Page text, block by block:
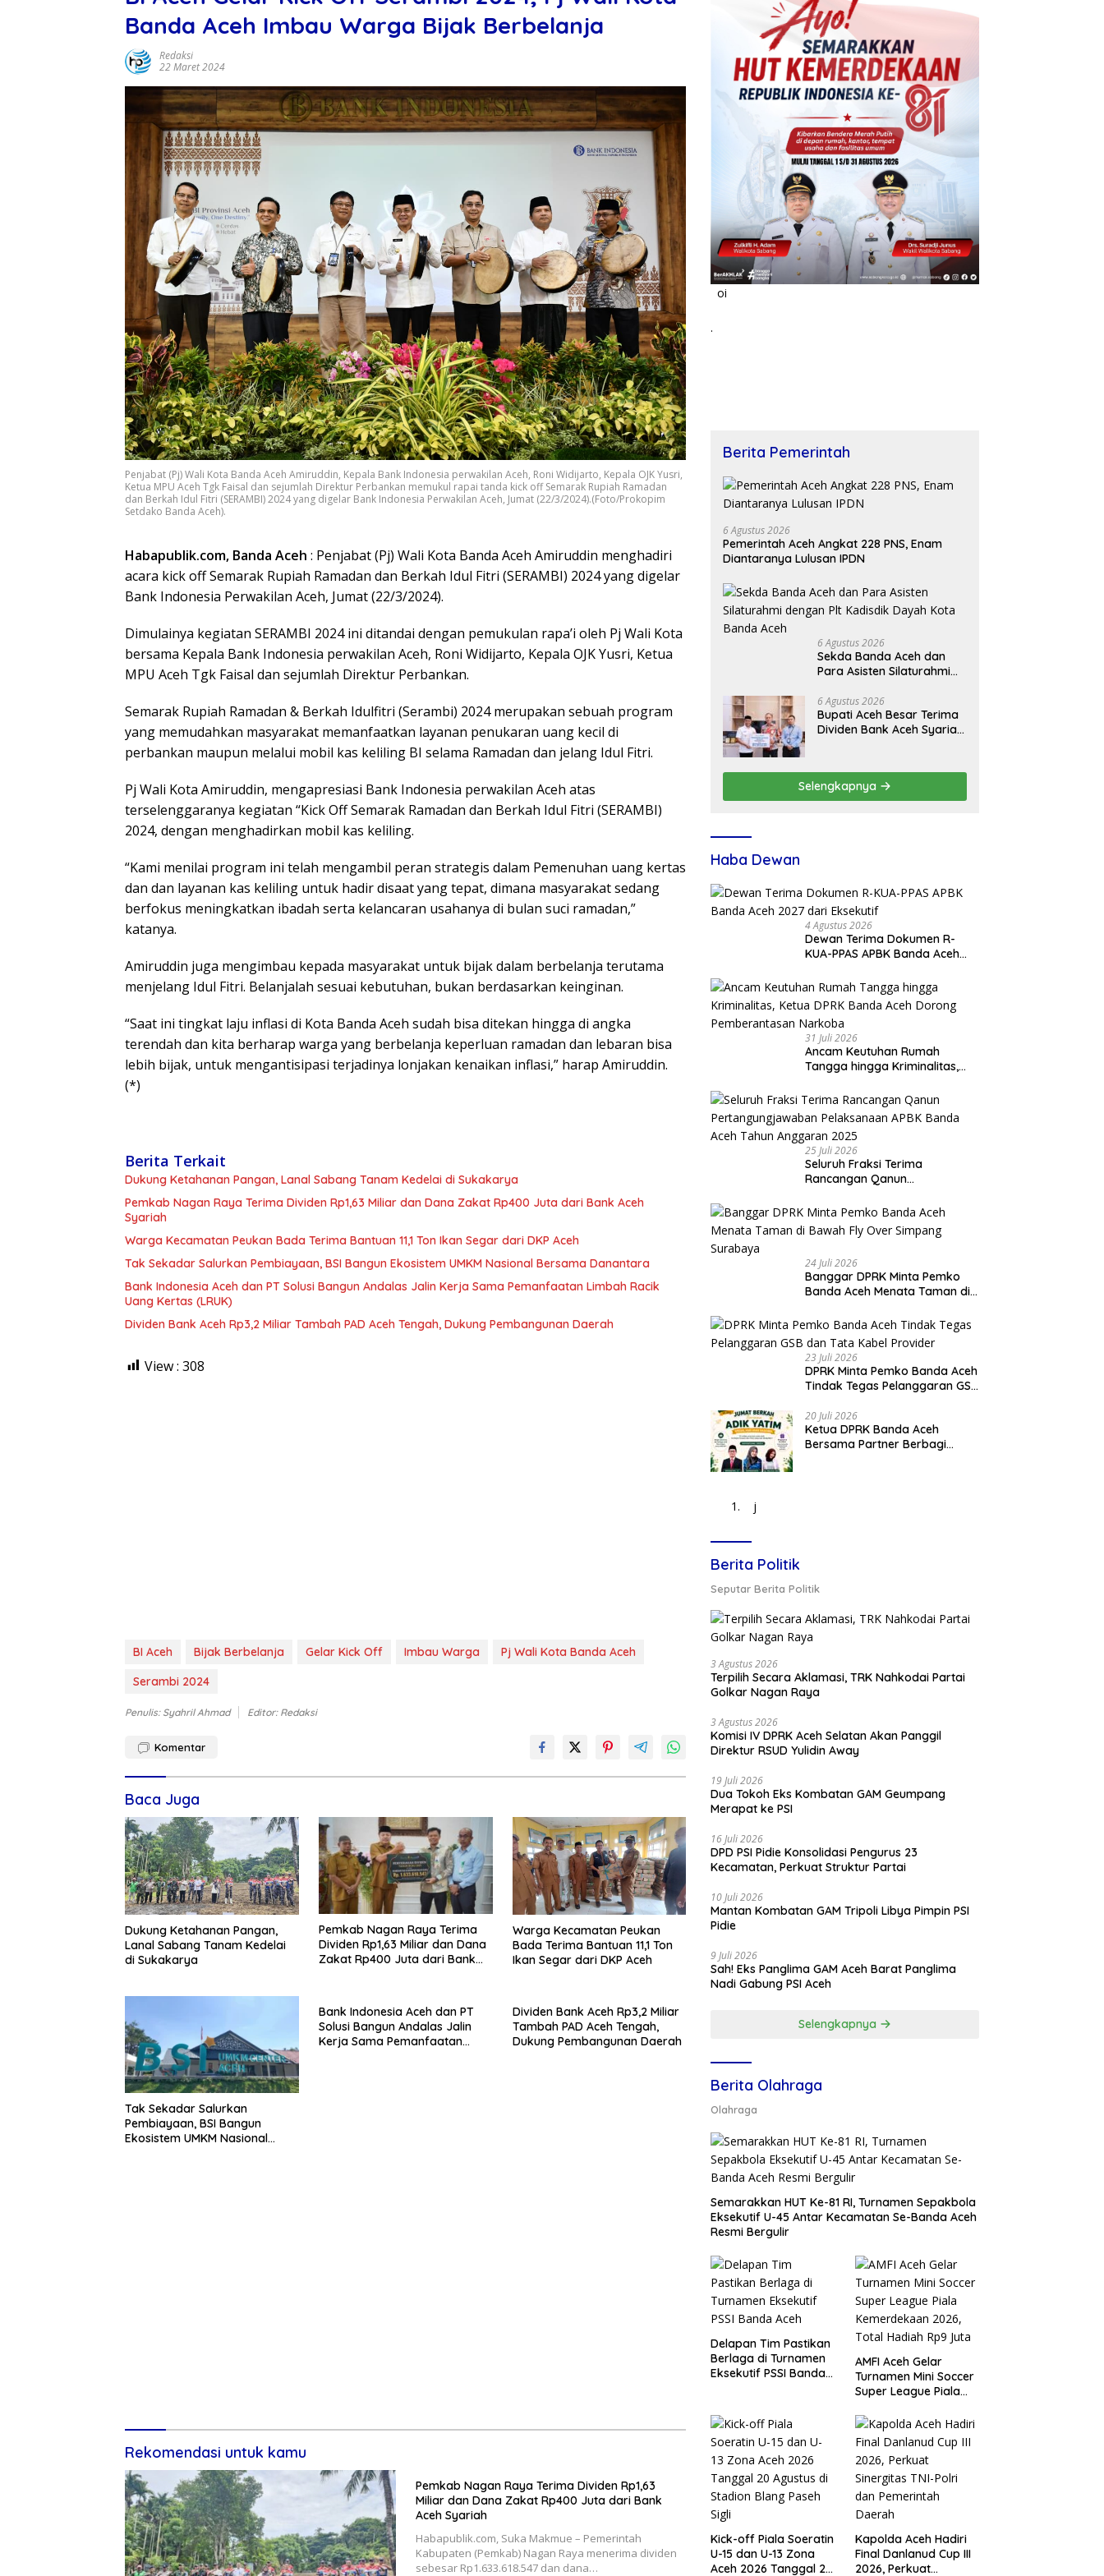
Banda Aceh Imbau Warga Bijak Berbelanja
Redaksi
22 Maret 2024
Penjabat (Pj) Wali Kota Banda Aceh Amiruddin, Kepala Bank Indonesia perwakilan Aceh, Roni Widijarto, Kepala OJK Yusri,
Ketua MPU Aceh Tgk Faisal dan sejumlah Direktur Perbankan memukul rapai tanda kick off Semarak Rupiah Ramadan
dan Berkah Idul Fitri (SERAMBI) 2024 yang digelar Bank Indonesia Perwakilan Aceh, Jumat (22/3/2024).(Foto/Prokopim
Setdako Banda Aceh).
Habapublik.com, Banda Aceh : Penjabat (Pj) Wali Kota Banda Aceh Amiruddin menghadiri
acara kick off Semarak Rupiah Ramadan dan Berkah Idul Fitri (SERAMBI) 2024 yang digelar
Bank Indonesia Perwakilan Aceh, Jumat (22/3/2024).
Dimulainya kegiatan SERAMBI 2024 ini ditandai dengan pemukulan rapa’i oleh Pj Wali Kota
bersama Kepala Bank Indonesia perwakilan Aceh, Roni Widijarto, Kepala OJK Yusri, Ketua
MPU Aceh Tgk Faisal dan sejumlah Direktur Perbankan.
Semarak Rupiah Ramadan & Berkah Idulfitri (Serambi) 2024 merupakan sebuah program
yang memudahkan masyarakat memanfaatkan layanan penukaran uang kecil di
perbankan maupun melalui mobil kas keliling BI selama Ramadan dan jelang Idul Fitri.
Pj Wali Kota Amiruddin, mengapresiasi Bank Indonesia perwakilan Aceh atas
terselenggaranya kegiatan “Kick Off Semarak Ramadan dan Berkah Idul Fitri (SERAMBI)
2024, dengan menghadirkan mobil kas keliling.
“Kami menilai program ini telah mengambil peran strategis dalam Pemenuhan uang kertas
dan dan layanan kas keliling untuk hadir disaat yang tepat, dimana masyarakat sedang
berfokus meningkatkan ibadah serta kelancaran usahanya di bulan suci ramadan,”
katanya.
Amiruddin juga mengimbau kepada masyarakat untuk bijak dalam berbelanja terutama
menjelang Idul Fitri. Belanjalah sesuai kebutuhan, bukan berdasarkan keinginan.
“Saat ini tingkat laju inflasi di Kota Banda Aceh sudah bisa ditekan hingga di angka
terendah dan kita berharap warga yang berbelanja keperluan ramadan dan lebaran bisa
lebih bijak, untuk mengantisipasi terjadinya lonjakan kenaikan inflasi,” harap Amiruddin.
(*)
Berita Terkait
Dukung Ketahanan Pangan, Lanal Sabang Tanam Kedelai di Sukakarya
Pemkab Nagan Raya Terima Dividen Rp1,63 Miliar dan Dana Zakat Rp400 Juta dari Bank Aceh
Syariah
Warga Kecamatan Peukan Bada Terima Bantuan 11,1 Ton Ikan Segar dari DKP Aceh
Tak Sekadar Salurkan Pembiayaan, BSI Bangun Ekosistem UMKM Nasional Bersama Danantara
Bank Indonesia Aceh dan PT Solusi Bangun Andalas Jalin Kerja Sama Pemanfaatan Limbah Racik
Uang Kertas (LRUK)
Dividen Bank Aceh Rp3,2 Miliar Tambah PAD Aceh Tengah, Dukung Pembangunan Daerah
View : 308
BI Aceh Bijak Berbelanja Gelar Kick Off Imbau Warga
Pj Wali Kota Banda Aceh
Serambi 2024
Penulis: Syahril Ahmad Editor: Redaksi
Komentar
Baca Juga
Dukung Ketahanan Pangan,
Lanal Sabang Tanam Kedelai
di Sukakarya
Pemkab Nagan Raya Terima
Dividen Rp1,63 Miliar dan Dana
Zakat Rp400 Juta dari Bank
Warga Kecamatan Peukan
Bada Terima Bantuan 11,1 Ton
Ikan Segar dari DKP Aceh
Tak Sekadar Salurkan
Pembiayaan, BSI Bangun
Ekosistem UMKM Nasional
Bank Indonesia Aceh dan PT
Solusi Bangun Andalas Jalin
Kerja Sama Pemanfaatan
Dividen Bank Aceh Rp3,2 Miliar
Tambah PAD Aceh Tengah,
Dukung Pembangunan Daerah
Rekomendasi untuk kamu
Pemkab Nagan Raya Terima Dividen Rp1,63
Miliar dan Dana Zakat Rp400 Juta dari Bank
Aceh Syariah
Habapublik.com, Suka Makmue – Pemerintah
Kabupaten (Pemkab) Nagan Raya menerima dividen
sebesar Rp1.633.618.547 dan dana…
oi
.
Berita Pemerintah
6 Agustus 2026
Pemerintah Aceh Angkat 228 PNS, Enam
Diantaranya Lulusan IPDN
6 Agustus 2026
Sekda Banda Aceh dan
Para Asisten Silaturahmi
Kota Banda Aceh
6 Agustus 2026
Bupati Aceh Besar Terima
Dividen Bank Aceh Syariah
Selengkapnya
Haba Dewan
4 Agustus 2026
Dewan Terima Dokumen R-
KUA-PPAS APBK Banda Aceh
31 Juli 2026
Ancam Keutuhan Rumah
Tangga hingga Kriminalitas,
Dorong Pemberantasan
Narkoba
25 Juli 2026
Seluruh Fraksi Terima
Rancangan Qanun
Pelaksanaan APBK Banda Aceh
Tahun Anggaran 2025
24 Juli 2026
Banggar DPRK Minta Pemko
Banda Aceh Menata Taman di
Surabaya
23 Juli 2026
DPRK Minta Pemko Banda Aceh
Tindak Tegas Pelanggaran GSB
20 Juli 2026
Ketua DPRK Banda Aceh
Bersama Partner Berbagi
j
Berita Politik
Seputar Berita Politik
3 Agustus 2026
Terpilih Secara Aklamasi, TRK Nahkodai Partai
Golkar Nagan Raya
3 Agustus 2026
Komisi IV DPRK Aceh Selatan Akan Panggil
Direktur RSUD Yulidin Away
19 Juli 2026
Dua Tokoh Eks Kombatan GAM Geumpang
Merapat ke PSI
16 Juli 2026
DPD PSI Pidie Konsolidasi Pengurus 23
Kecamatan, Perkuat Struktur Partai
10 Juli 2026
Mantan Kombatan GAM Tripoli Libya Pimpin PSI
Pidie
9 Juli 2026
Sah! Eks Panglima GAM Aceh Barat Panglima
Nadi Gabung PSI Aceh
Selengkapnya
Berita Olahraga
Olahraga
Semarakkan HUT Ke-81 RI, Turnamen Sepakbola
Eksekutif U-45 Antar Kecamatan Se-Banda Aceh
Resmi Bergulir
Delapan Tim Pastikan
Berlaga di Turnamen
Eksekutif PSSI Banda
AMFI Aceh Gelar
Turnamen Mini Soccer
Super League Piala
Total Hadiah Rp9 Juta
Kick-off Piala Soeratin
U-15 dan U-13 Zona
Aceh 2026 Tanggal 20
Kapolda Aceh Hadiri
Final Danlanud Cup III
2026, Perkuat